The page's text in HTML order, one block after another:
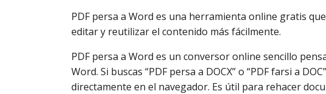
PDF persa a Word es una herramienta online gratis
editar y reutilizar el contenido más fácilmente.
PDF persa a Word es un conversor online sencillo
Word. Si buscas “PDF persa a DOCX” o “PDF farsi a
directamente en el navegador. Es útil para rehacer